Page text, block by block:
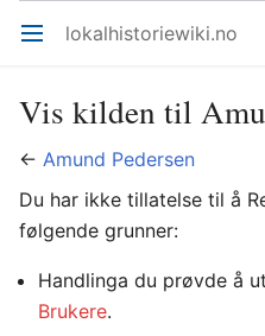
Åpne hovedmenyen lokalhistoriewiki.no
Vis kilden til
← Amund Pedersen
Du har ikke tillatelse til å
følgende grunner:
Handlinga du prøvde å
Brukere.